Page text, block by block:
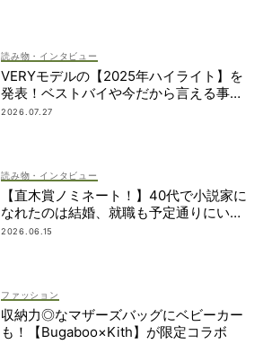
読み物・インタビュー
VERYモデルの【2025年ハイライト】を
発表！ベストバイや今だから言える事件
簿も大公開
2026.07.27
読み物・インタビュー
【直木賞ノミネート！】40代で小説家に
なれたのは結婚、就職も予定通りにいか
なかったから｜朝倉かすみさん
2026.06.15
ファッション
収納力◎なマザーズバッグにベビーカー
も！【Bugaboo×Kith】が限定コラボ